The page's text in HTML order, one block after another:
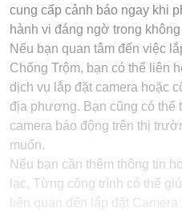
lại hình ảnh, cung cấp cảnh
xâm nhập hoặc hành vi
được giám sát.
Nếu bạn quan tâm đến việc
Chống Trộm, bạn có thể
cấp dịch vụ lắp đặt
chuyên nghiệp địa phương.
về các sản phẩm camera
tự lắp đặt nếu bạn muốn.
Nếu bạn cần thêm thông
liên lạc, Từng công trình có